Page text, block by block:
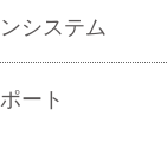
システム
ート